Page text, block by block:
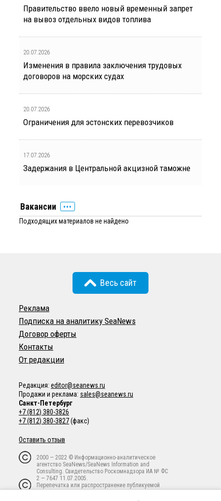
Правительство ввело новый временный запрет
на вывоз отдельных видов топлива
20.07.2026
Изменения в правила заключения трудовых
договоров на морских судах
20.07.2026
Ограничения для эстонских перевозчиков
17.07.2026
Задержания в Центральной акцизной таможне
Вакансии
Подходящих материалов не найдено
Весь сайт
Реклама
Подписка на аналитику SeaNews
Договор оферты
Контакты
От редакции
Редакция: editor@seanews.ru
Продажи и реклама: sales@seanews.ru
Санкт-Петербург
+7 (812) 380-3826
+7 (812) 380-3827(факс)
Оставить отзыв
2000 — 2022 © Информационно-аналитическое
агентство SeaNews/SeaNews Information and
Consulting. Свидетельство Роскомнадзора ИА № ФС
2 — 7647 11.07.2005.
Перепечатка или распространение публикуемой
запрещены без письменного предварительного